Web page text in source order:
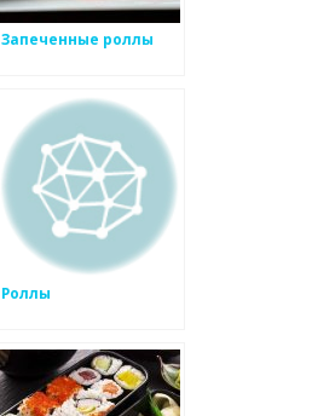
Запеченные роллы
Роллы